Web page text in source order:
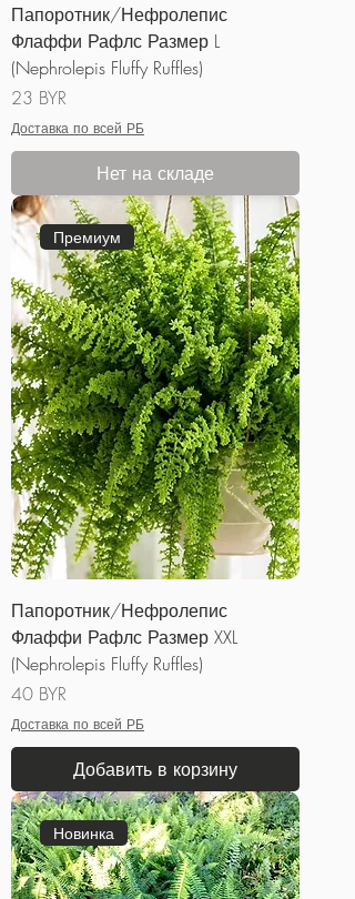
Папоротник/Нефролепис
Флаффи Рафлс Размер L
(Nephrolepis Fluffy Ruffles)
Цена
23 BYR
Доставка по всей РБ
Нет на складе
Премиум
Папоротник/Нефролепис
Флаффи Рафлс Размер XXL
(Nephrolepis Fluffy Ruffles)
Цена
40 BYR
Доставка по всей РБ
Добавить в корзину
Новинка